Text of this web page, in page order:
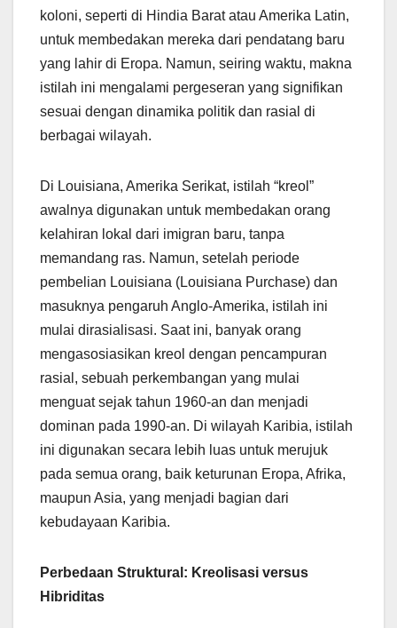
koloni, seperti di Hindia Barat atau Amerika Latin,
untuk membedakan mereka dari pendatang baru
yang lahir di Eropa. Namun, seiring waktu, makna
istilah ini mengalami pergeseran yang signifikan
sesuai dengan dinamika politik dan rasial di
berbagai wilayah.
Di Louisiana, Amerika Serikat, istilah “kreol”
awalnya digunakan untuk membedakan orang
kelahiran lokal dari imigran baru, tanpa
memandang ras. Namun, setelah periode
pembelian Louisiana (Louisiana Purchase) dan
masuknya pengaruh Anglo-Amerika, istilah ini
mulai dirasialisasi. Saat ini, banyak orang
mengasosiasikan kreol dengan pencampuran
rasial, sebuah perkembangan yang mulai
menguat sejak tahun 1960-an dan menjadi
dominan pada 1990-an. Di wilayah Karibia, istilah
ini digunakan secara lebih luas untuk merujuk
pada semua orang, baik keturunan Eropa, Afrika,
maupun Asia, yang menjadi bagian dari
kebudayaan Karibia.
Perbedaan Struktural: Kreolisasi versus
Hibriditas